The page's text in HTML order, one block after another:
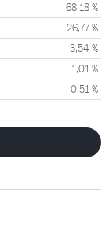
68,18 %
26,77 %
3,54 %
1,01 %
0,51 %